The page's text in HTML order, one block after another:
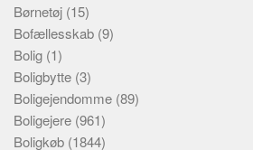
Børnetøj (15)
Bofællesskab (9)
Bolig (1)
Boligbytte (3)
Boligejendomme (89)
Boligejere (961)
Boligkøb (1844)